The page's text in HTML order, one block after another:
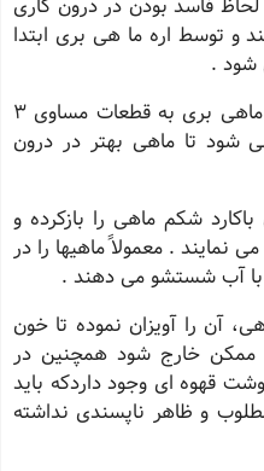
توسط اره ما هى برى ابتدا
شود .
اگر ماهى بزرگ باشد، توسط اره ماهى برى به قطعات مساوى 3
شود تا ماهى بهتر در درون
شکم ماهى را بازکرده و
نمایند . معمولاً ماهیها را در
با آب شستشو مى دهند .
آن را آویزان نموده تا خون
ممکن خارج شود همچنین در
قهوه اى وجود داردکه باید
و ظاهر ناپسندى نداشته